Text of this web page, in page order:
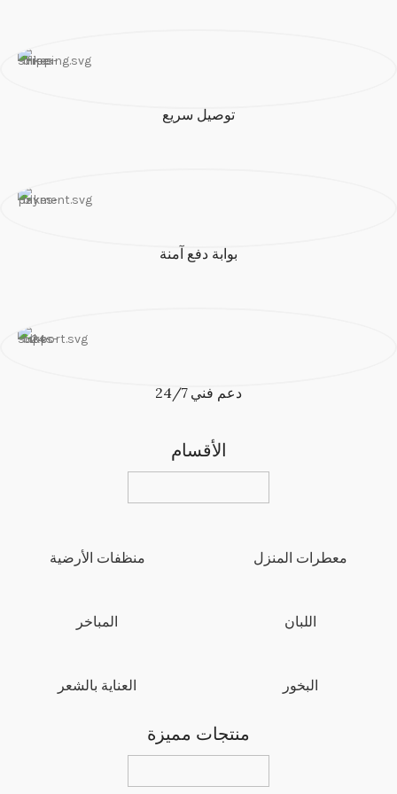
توصيل سريع
بوابة دفع آمنة
دعم فني 24/7
الأقسام
منظفات الأرضية معطرات المنزل
المباخر اللبان
العناية بالشعر البخور
منتجات مميزة